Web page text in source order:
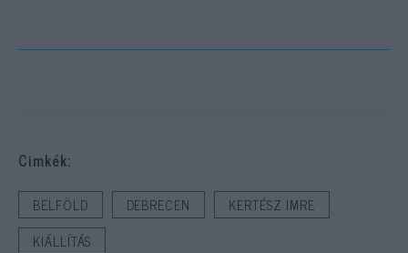
Cimkék:
BELFÖLD DEBRECEN
KERTÉSZ IMRE
KIÁLLÍTÁS